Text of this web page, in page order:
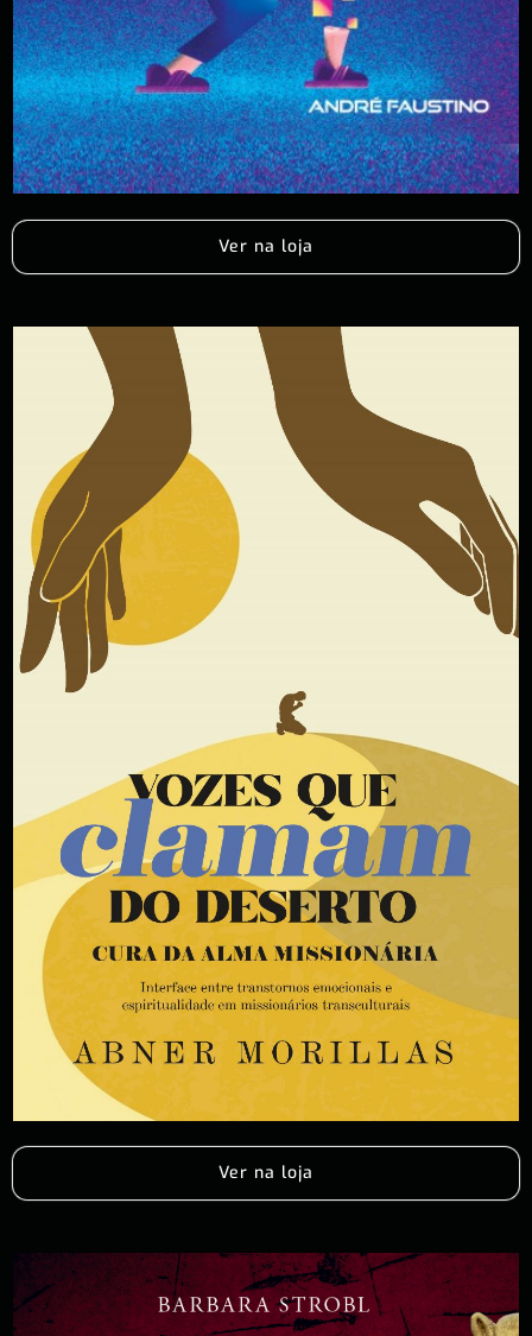
Ver na loja
Ver na loja